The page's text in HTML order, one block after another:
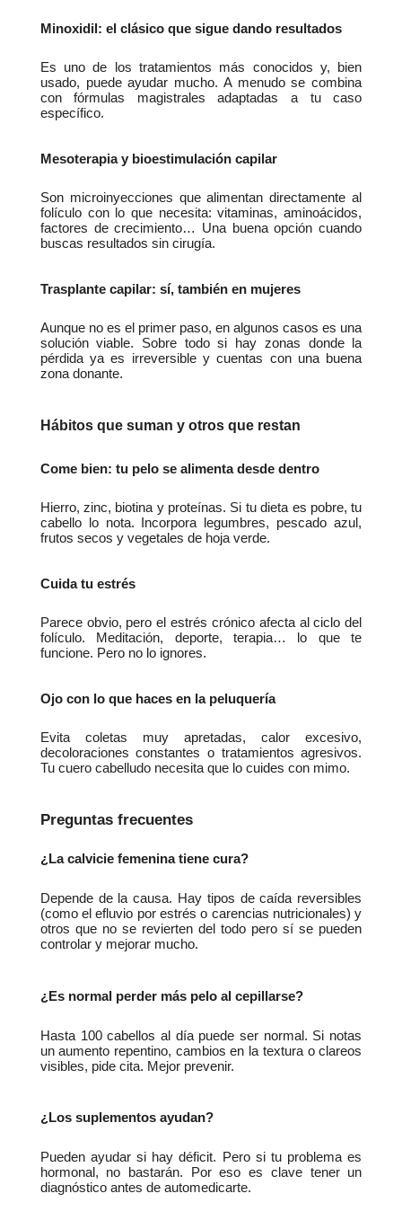
Minoxidil: el clásico que sigue dando resultados
Es uno de los tratamientos más conocidos y, bien
usado, puede ayudar mucho. A menudo se combina
con fórmulas magistrales adaptadas a tu caso
específico.
Mesoterapia y bioestimulación capilar
Son microinyecciones que alimentan directamente al
folículo con lo que necesita: vitaminas, aminoácidos,
factores de crecimiento… Una buena opción cuando
buscas resultados sin cirugía.
Trasplante capilar: sí, también en mujeres
Aunque no es el primer paso, en algunos casos es una
solución viable. Sobre todo si hay zonas donde la
pérdida ya es irreversible y cuentas con una buena
zona donante.
Hábitos que suman y otros que restan
Come bien: tu pelo se alimenta desde dentro
Hierro, zinc, biotina y proteínas. Si tu dieta es pobre, tu
cabello lo nota. Incorpora legumbres, pescado azul,
frutos secos y vegetales de hoja verde.
Cuida tu estrés
Parece obvio, pero el estrés crónico afecta al ciclo del
folículo. Meditación, deporte, terapia… lo que te
funcione. Pero no lo ignores.
Ojo con lo que haces en la peluquería
Evita coletas muy apretadas, calor excesivo,
decoloraciones constantes o tratamientos agresivos.
Tu cuero cabelludo necesita que lo cuides con mimo.
Preguntas frecuentes
¿La calvicie femenina tiene cura?
Depende de la causa. Hay tipos de caída reversibles
(como el efluvio por estrés o carencias nutricionales) y
otros que no se revierten del todo pero sí se pueden
controlar y mejorar mucho.
¿Es normal perder más pelo al cepillarse?
Hasta 100 cabellos al día puede ser normal. Si notas
un aumento repentino, cambios en la textura o clareos
visibles, pide cita. Mejor prevenir.
¿Los suplementos ayudan?
Pueden ayudar si hay déficit. Pero si tu problema es
hormonal, no bastarán. Por eso es clave tener un
diagnóstico antes de automedicarte.